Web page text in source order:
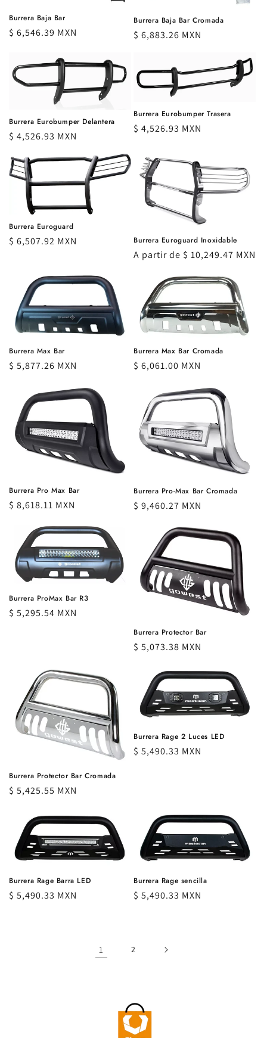
ó
n
:
Burrera Baja Bar
Precio
$ 6,546.39 MXN
Burrera Baja Bar Cromada
Precio
$ 6,883.26 MXN
Burrera Eurobumper Delantera
Precio
$ 4,526.93 MXN
Burrera Eurobumper Trasera
Precio
$ 4,526.93 MXN
Burrera Euroguard
Precio
$ 6,507.92 MXN Burrera Euroguard Inoxidable
Precio
A partir de $ 10,249.47 MXN
Burrera Max Bar
Precio
$ 5,877.26 MXN
Burrera Max Bar Cromada
Precio
$ 6,061.00 MXN
Burrera Pro Max Bar
Precio
$ 8,618.11 MXN
Burrera Pro-Max Bar Cromada
Precio
$ 9,460.27 MXN
Burrera ProMax Bar R3
Precio
$ 5,295.54 MXN
Burrera Protector Bar
Precio
$ 5,073.38 MXN
Burrera Protector Bar Cromada
Precio
$ 5,425.55 MXN
Burrera Rage 2 Luces LED
Precio
$ 5,490.33 MXN
Burrera Rage Barra LED
Precio
$ 5,490.33 MXN
Burrera Rage sencilla
Precio
$ 5,490.33 MXN
1 2